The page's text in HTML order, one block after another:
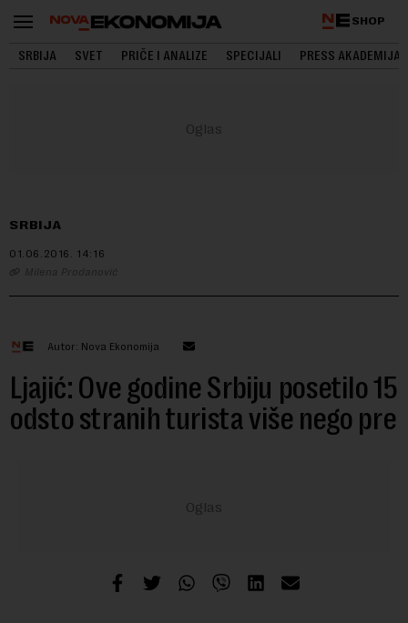
SHOP
SRBIJA SVET PRIČE I ANALIZE SPECIJALI PRESS AKADEMIJA
SRBIJA
01.06.2016. 14:16
Milena Prodanović
Autor: Nova Ekonomija
Ljajić: Ove godine Srbiju posetilo 15
odsto stranih turista više nego pre